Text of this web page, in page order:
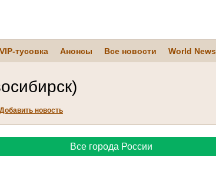
VIP-тусовка Анонсы Все новости World News
Добавить новость
Все города России